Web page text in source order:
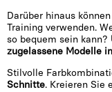
Darüber hinaus
Training verwenden.
so bequem sein kann?
zugelassene Modelle
Stilvolle
Schnitte. Kreieren Sie